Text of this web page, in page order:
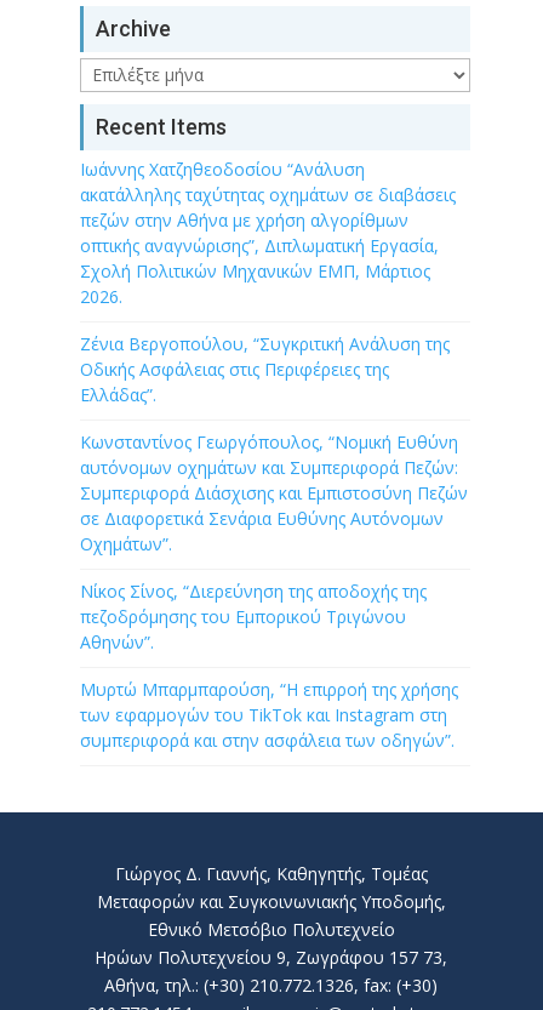
Archive
Archive
Recent Items
Ιωάννης Χατζηθεοδοσίου “Ανάλυση
ακατάλληλης ταχύτητας οχημάτων σε διαβάσεις
πεζών στην Αθήνα με χρήση αλγορίθμων
οπτικής αναγνώρισης”, Διπλωματική Εργασία,
Σχολή Πολιτικών Μηχανικών ΕΜΠ, Μάρτιος
2026.
Ζένια Βεργοπούλου, “Συγκριτική Ανάλυση της
Οδικής Ασφάλειας στις Περιφέρειες της
Ελλάδας”.
Κωνσταντίνος Γεωργόπουλος, “Νομική Ευθύνη
αυτόνομων οχημάτων και Συμπεριφορά Πεζών:
Συμπεριφορά Διάσχισης και Εμπιστοσύνη Πεζών
σε Διαφορετικά Σενάρια Ευθύνης Αυτόνομων
Οχημάτων”.
Νίκος Σίνος, “Διερεύνηση της αποδοχής της
πεζοδρόμησης του Εμπορικού Τριγώνου
Αθηνών”.
Μυρτώ Μπαρμπαρούση, “Η επιρροή της χρήσης
των εφαρμογών του TikTok και Instagram στη
συμπεριφορά και στην ασφάλεια των οδηγών”.
Γιώργος Δ. Γιαννής, Καθηγητής, Τομέας
Μεταφορών και Συγκοινωνιακής Υποδομής,
Εθνικό Μετσόβιο Πολυτεχνείο
Ηρώων Πολυτεχνείου 9, Ζωγράφου 157 73,
Αθήνα, τηλ.: (+30) 210.772.1326, fax: (+30)